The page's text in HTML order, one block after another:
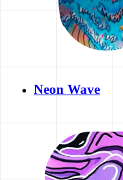
Neon Wave